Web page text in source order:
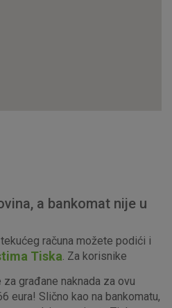
a bankomat nije u
računa možete podići i
Tiska . Za korisnike
građane naknada za ovu
eura! Slično kao na bankomatu,
internetske stranice i
radnje koje uključuju zahtjev
kolačića. Svoj preglednik
dijelovi stranice neće raditi. Ti
informacije koje bi vas mogle